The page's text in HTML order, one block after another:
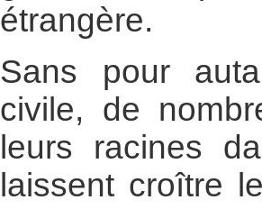
étrangère.
Sans pour
civile, de
leurs racines
laissent croître